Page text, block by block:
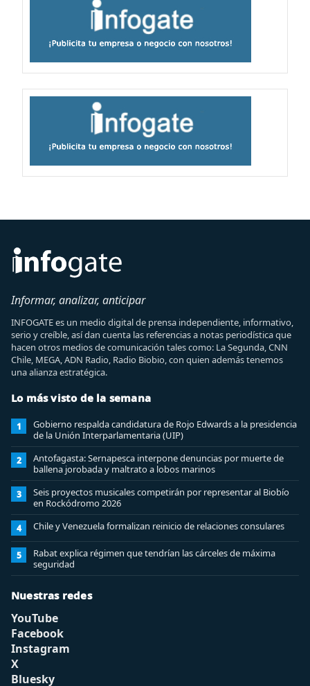
Informar, analizar, anticipar
INFOGATE es un medio digital de prensa independiente, informativo,
serio y creíble, así dan cuenta las referencias a notas periodística que
hacen otros medios de comunicación tales como: La Segunda, CNN
Chile, MEGA, ADN Radio, Radio Biobio, con quien además tenemos
una alianza estratégica.
Lo más visto de la semana
1
Gobierno respalda candidatura de Rojo Edwards a la presidencia
de la Unión Interparlamentaria (UIP)
2
Antofagasta: Sernapesca interpone denuncias por muerte de
ballena jorobada y maltrato a lobos marinos
3
Seis proyectos musicales competirán por representar al Biobío
en Rockódromo 2026
4 Chile y Venezuela formalizan reinicio de relaciones consulares
5
Rabat explica régimen que tendrían las cárceles de máxima
seguridad
Nuestras redes
YouTube
Facebook
Instagram
X
Bluesky